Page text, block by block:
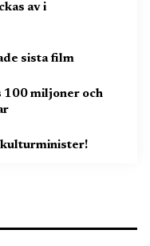
av i
sista film
100 miljoner och